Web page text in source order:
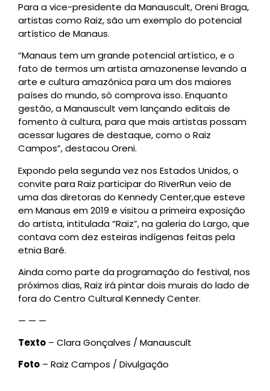
Para a vice-presidente da Manauscult, Oreni Braga,
artistas como Raiz, são um exemplo do potencial
artístico de Manaus.
“Manaus tem um grande potencial artístico, e o
fato de termos um artista amazonense levando a
arte e cultura amazônica para um dos maiores
países do mundo, só comprova isso. Enquanto
gestão, a Manauscult vem lançando editais de
fomento à cultura, para que mais artistas possam
acessar lugares de destaque, como o Raiz
Campos”, destacou Oreni.
Expondo pela segunda vez nos Estados Unidos, o
convite para Raiz participar do RiverRun veio de
uma das diretoras do Kennedy Center,que esteve
em Manaus em 2019 e visitou a primeira exposição
do artista, intitulada “Raiz”, na galeria do Largo, que
contava com dez esteiras indígenas feitas pela
etnia Baré.
Ainda como parte da programação do festival, nos
próximos dias, Raiz irá pintar dois murais do lado de
fora do Centro Cultural Kennedy Center.
— — —
Texto – Clara Gonçalves / Manauscult
Foto – Raiz Campos / Divulgação